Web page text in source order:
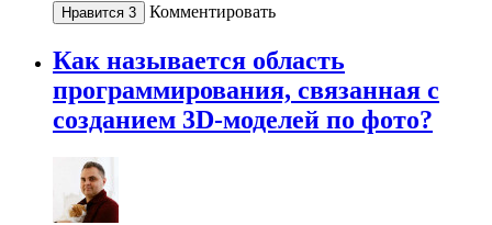
Нравится 3 Комментировать
Как называется область
программирования, связанная с
созданием 3D-моделей по фото?